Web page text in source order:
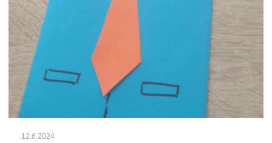
v domečkách, u tabule na školu, povídali si a dojídali
svačinku od maminky.
12.6.2024